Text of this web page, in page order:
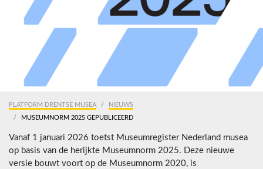
PLATFORM DRENTSE MUSEA
NIEUWS
MUSEUMNORM 2025 GEPUBLICEERD
Vanaf 1 januari 2026 toetst Museumregister Nederland musea
op basis van de herijkte Museumnorm 2025. Deze nieuwe
versie bouwt voort op de Museumnorm 2020, is